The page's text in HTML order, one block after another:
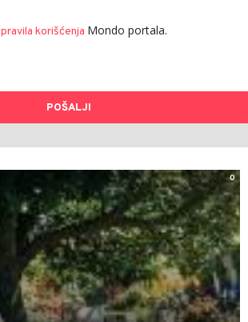
pravila korišćenja Mondo portala.
POŠALJI
0